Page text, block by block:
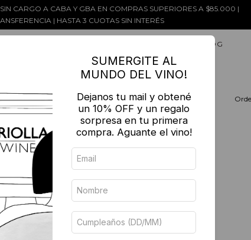
CARGO A CABA Y GBA EN COMPRAS SUPERIORES A $85.000 |
| HASTA 3 CUOTAS SIN INTERÉS
THE BLOG
SUMERGITE AL
MUNDO DEL VINO!
Dejanos tu mail y obtené
un 10% OFF y un regalo
sorpresa en tu primera
compra. Aguante el vino!